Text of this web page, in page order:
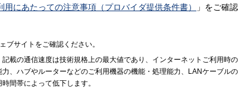
用にあたっての注意事項（プロバイダ提供条件書）
」をご確認
ブサイトをご確認ください。
載の通信速度は技術規格上の最大値であり、インターネットご利用時の
、ハブやルーターなどのご利用機器の機能・処理能力、LANケーブルの
間帯によって低下します。